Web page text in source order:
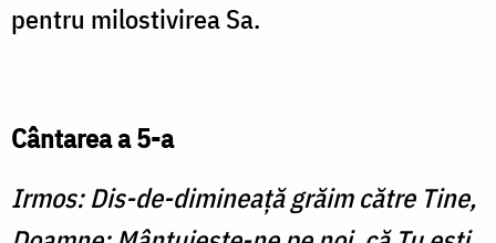
pentru milostivirea Sa.
Cântarea a 5-a
Irmos: Dis-de-dimineaţă grăim către Tine,